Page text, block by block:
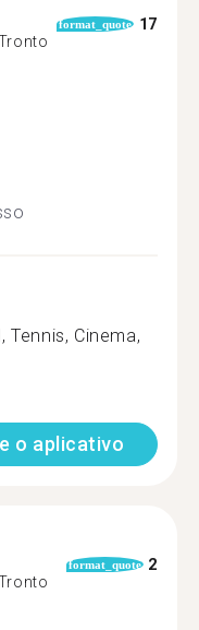
format_quote 17
Tennis, Cinema,
o aplicativo
format_quote 2